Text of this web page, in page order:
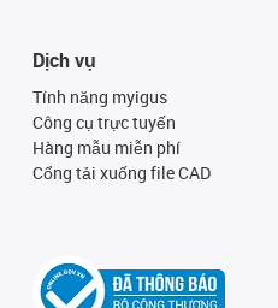
Dịch vụ
Tính năng myigus
Công cụ trực tuyến
Hàng mẫu miễn phí
Cổng tải xuống file CAD